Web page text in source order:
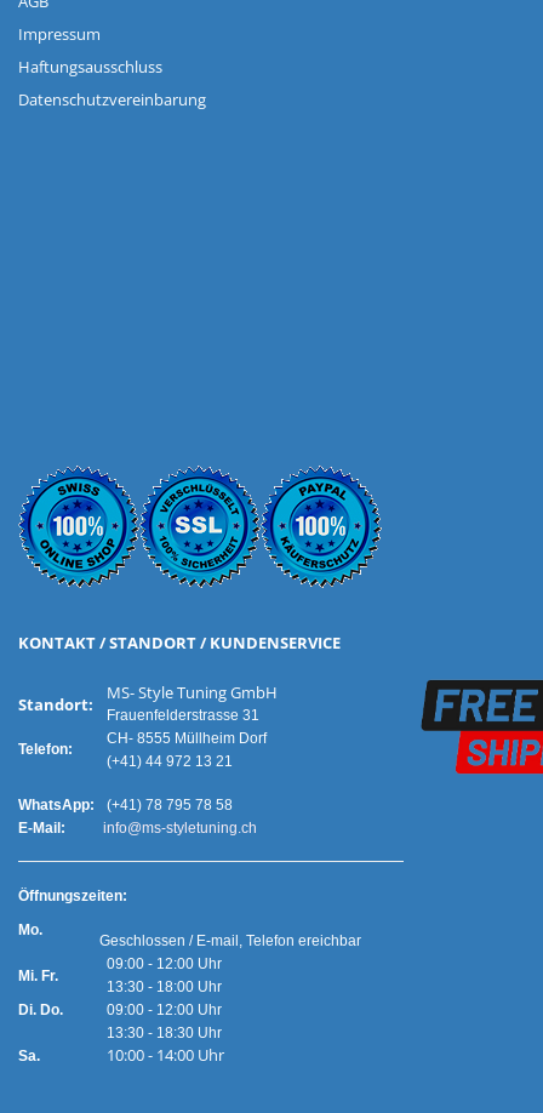
Impressum
Haftungsausschluss
Datenschutzvereinbarung
KONTAKT / STANDORT / KUNDENSERVICE
Standort:
Telefon:
MS- Style Tuning GmbH
Frauenfelderstrasse 31
CH- 8555 Müllheim Dorf
(+41) 44 972 13 21
WhatsApp:
(+41) 78 795 78 58
E-Mail:
info@ms-styletuning.ch
Öffnungszeiten:
Mo.
Mi. Fr.
Geschlossen / E-mail, Telefon ereichbar
09:00 - 12:00 Uhr
13:30 - 18:00 Uhr
Di. Do.
Sa.
09:00 - 12:00 Uhr
13:30 - 18:30 Uhr
10:00 - 14:00 Uhr